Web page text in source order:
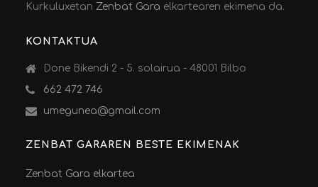
Kurkuluxetan Zenbat Gara elkartearen ekimena da.
KONTAKTUA
Done Bikendi 2 - 5. solairua - 48001 Bilbo
662 472 746
umegunea@gmail.com
ZENBAT GARAREN BESTE EKIMENAK
Zenbat Gara elkartea